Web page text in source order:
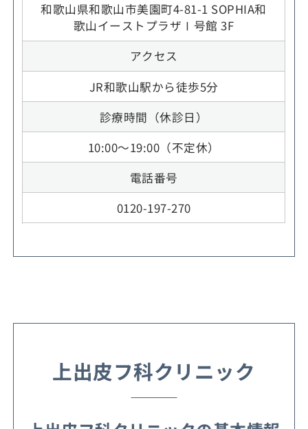
和歌山県和歌山市美園町4-81-1 SOPHIA和
歌山イーストプラザⅠ号館 3F
アクセス
JR和歌山駅から徒歩5分
診療時間（休診日）
10:00～19:00（不定休）
電話番号
0120-197-270
上出皮フ科クリニック